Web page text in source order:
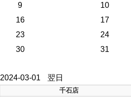
9 10
16 17
23 24
30 31
2024-03-01 翌日
千石店